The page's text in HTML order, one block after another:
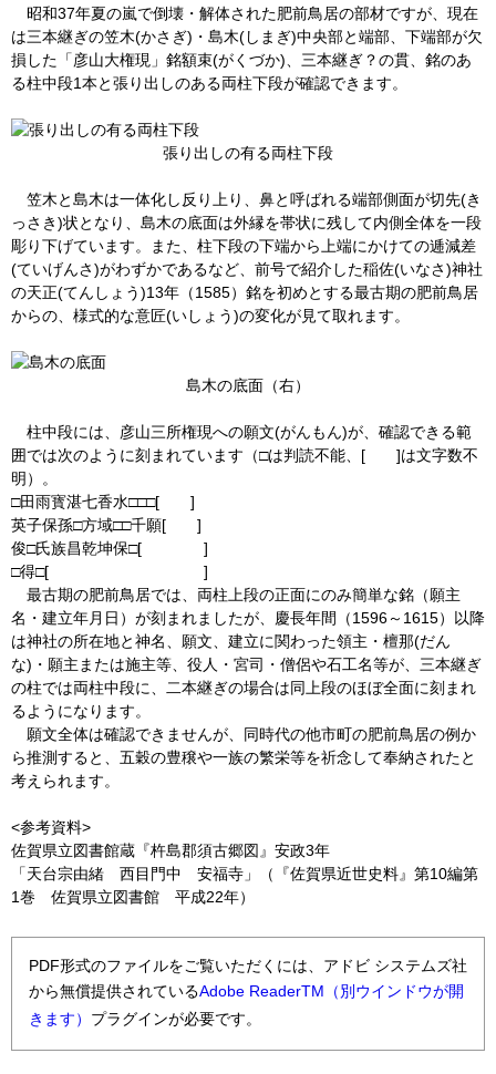
昭和37年夏の嵐で倒壊・解体された肥前鳥居の部材ですが、現在
は三本継ぎの笠木(かさぎ)・島木(しまぎ)中央部と端部、下端部が欠
損した「彦山大権現」銘額束(がくづか)、三本継ぎ？の貫、銘のあ
る柱中段1本と張り出しのある両柱下段が確認できます。
張り出しの有る両柱下段
笠木と島木は一体化し反り上り、鼻と呼ばれる端部側面が切先(き
っさき)状となり、島木の底面は外縁を帯状に残して内側全体を一段
彫り下げています。また、柱下段の下端から上端にかけての逓減差
(ていげんさ)がわずかであるなど、前号で紹介した稲佐(いなさ)神社
の天正(てんしょう)13年（1585）銘を初めとする最古期の肥前鳥居
からの、様式的な意匠(いしょう)の変化が見て取れます。
島木の底面（右）
柱中段には、彦山三所権現への願文(がんもん)が、確認できる範
囲では次のように刻まれています（□は判読不能、[ ]は文字数不
明）。
□田雨寳湛七香水□□□[ ]
英子保孫□方域□□千願[ ]
俊□氏族昌乾坤保□[ ]
□得□[ ]
最古期の肥前鳥居では、両柱上段の正面にのみ簡単な銘（願主
名・建立年月日）が刻まれましたが、慶長年間（1596～1615）以降
は神社の所在地と神名、願文、建立に関わった領主・檀那(だん
な)・願主または施主等、役人・宮司・僧侶や石工名等が、三本継ぎ
の柱では両柱中段に、二本継ぎの場合は同上段のほぼ全面に刻まれ
るようになります。
願文全体は確認できませんが、同時代の他市町の肥前鳥居の例か
ら推測すると、五穀の豊穣や一族の繁栄等を祈念して奉納されたと
考えられます。
<参考資料>
佐賀県立図書館蔵『杵島郡須古郷図』安政3年
「天台宗由緒 西目門中 安福寺」（『佐賀県近世史料』第10編第
1巻 佐賀県立図書館 平成22年）
PDF形式のファイルをご覧いただくには、アドビ システムズ社
から無償提供されているAdobe ReaderTM（別ウインドウが開
きます） プラグインが必要です。